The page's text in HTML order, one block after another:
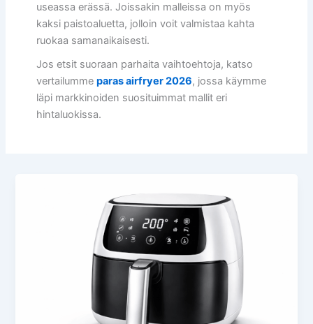
useassa erässä. Joissakin malleissa on myös
kaksi paistoaluetta, jolloin voit valmistaa kahta
ruokaa samanaikaisesti.
Jos etsit suoraan parhaita vaihtoehtoja, katso
vertailumme paras airfryer 2026, jossa käymme
läpi markkinoiden suosituimmat mallit eri
hintaluokissa.